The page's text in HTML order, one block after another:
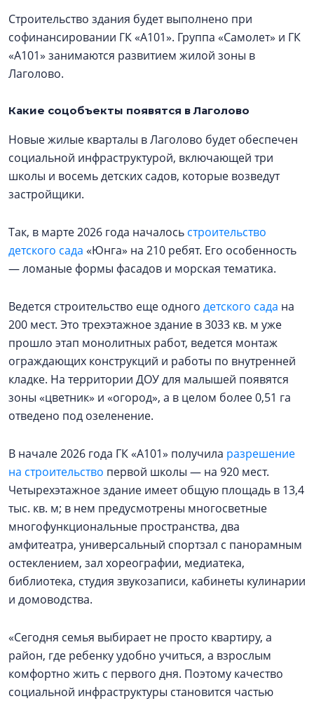
Строительство здания будет выполнено при
софинансировании ГК «А101». Группа «Самолет» и ГК
«А101» занимаются развитием жилой зоны в
Лаголово.
Какие соцобъекты появятся в Лаголово
Новые жилые кварталы в Лаголово будет обеспечен
социальной инфраструктурой, включающей три
школы и восемь детских садов, которые возведут
застройщики.
Так, в марте 2026 года началось строительство
детского сада «Юнга» на 210 ребят. Его особенность
— ломаные формы фасадов и морская тематика.
Ведется строительство еще одного детского сада на
200 мест. Это трехэтажное здание в 3033 кв. м уже
прошло этап монолитных работ, ведется монтаж
ограждающих конструкций и работы по внутренней
кладке. На территории ДОУ для малышей появятся
зоны «цветник» и «огород», а в целом более 0,51 га
отведено под озеленение.
В начале 2026 года ГК «А101» получила разрешение
на строительство первой школы — на 920 мест.
Четырехэтажное здание имеет общую площадь в 13,4
тыс. кв. м; в нем предусмотрены многосветные
многофункциональные пространства, два
амфитеатра, универсальный спортзал с панорамным
остеклением, зал хореографии, медиатека,
библиотека, студия звукозаписи, кабинеты кулинарии
и домоводства.
«Сегодня семья выбирает не просто квартиру, а
район, где ребенку удобно учиться, а взрослым
комфортно жить с первого дня. Поэтому качество
социальной инфраструктуры становится частью